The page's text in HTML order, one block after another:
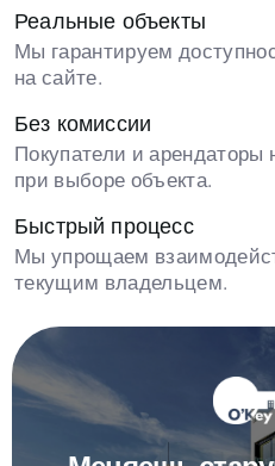
Реальные объекты
Мы гарантируем
на сайте.
Без комиссии
Покупатели и
при выборе объекта.
Быстрый процесс
Мы упрощаем
текущим владельцем.